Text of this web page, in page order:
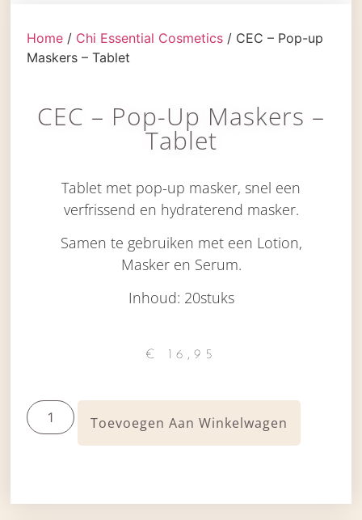
Home / Chi Essential Cosmetics / CEC – Pop-up
Maskers – Tablet
CEC – Pop-Up Maskers –
Tablet
Tablet met pop-up masker, snel een
verfrissend en hydraterend masker.
Samen te gebruiken met een Lotion,
Masker en Serum.
Inhoud: 20stuks
€ 16,95
Toevoegen Aan Winkelwagen